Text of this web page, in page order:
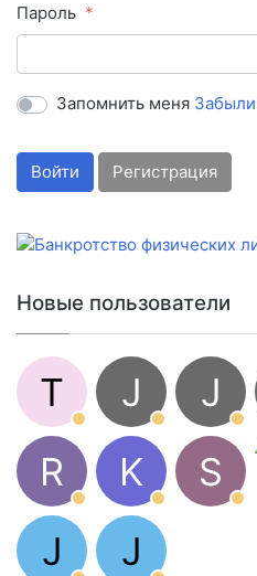
Пароль
Запомнить меня
Войти Регистрация
Новые пользователи
T J J
R
K S
J
J